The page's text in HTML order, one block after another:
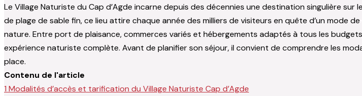
Le Village Naturiste du Cap d’Agde incarne depuis des décennies une destination singulière
de plage de sable fin, ce lieu attire chaque année des milliers de visiteurs en quête d’un mode
nature. Entre port de plaisance, commerces variés et hébergements adaptés à tous les
expérience naturiste complète. Avant de planifier son séjour, il convient de comprendre les
place.
Contenu de l'article
1 Modalités d’accès et tarification du Village Naturiste Cap d’Agde